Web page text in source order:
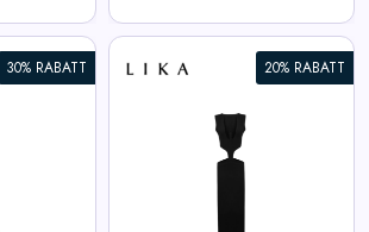
30% RABATT 20% RABATT
Deals